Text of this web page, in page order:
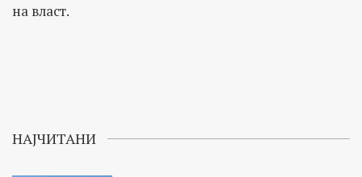
на власт.
НАЈЧИТАНИ